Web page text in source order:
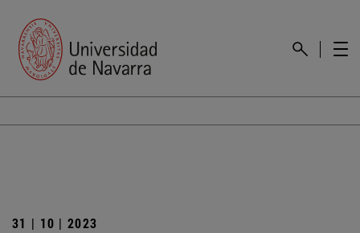
31 | 10 | 2023